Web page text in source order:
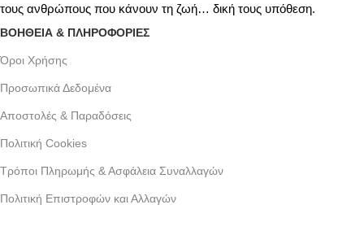
τους ανθρώπους που κάνουν τη ζωή… δική τους υπόθεση.
ΒΟΗΘΕΙΑ & ΠΛΗΡΟΦΟΡΙΕΣ
Όροι Xρήσης
Προσωπικά Δεδομένα
Αποστολές & Παραδόσεις
Πολιτική Cookies
Τρόποι Πληρωμής & Ασφάλεια Συναλλαγών
Πολιτική Επιστροφών και Αλλαγών